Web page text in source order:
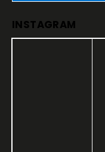
INSTAGRAM